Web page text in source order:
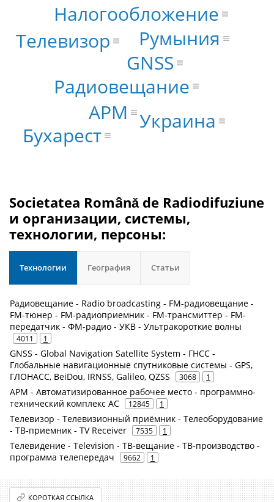
Радиовещание
GNSS
АРМ
Телевизор
Украина
Румыния
Бухарест
Налогообложение
Societatea Română de Radiodifuziune
и организации, системы,
технологии, персоны:
Технологии География Статьи
Радиовещание - Radio broadcasting - FM-радиовещание -
FM-тюнер - FM-радиоприемник - FM-трансмиттер - FM-
передатчик - ФМ-радио - УКВ - Ультракороткие волны
4011 1
GNSS - Global Navigation Satellite System - ГНСС -
Глобальные навигационные спутниковые системы - GPS,
ГЛОНАСС, BeiDou, IRNSS, Galileo, QZSS
3068 1
АРМ - Автоматизированное рабочее место - программно-
технический комплекс АС
12845 1
Телевизор - Телевизионный приёмник - Телеоборудование
- ТВ-приемник - TV Receiver
7535 1
Телевидение - Television - ТВ-вещание - ТВ-производство -
программа телепередач
9662 1
КОРОТКАЯ ССЫЛКА